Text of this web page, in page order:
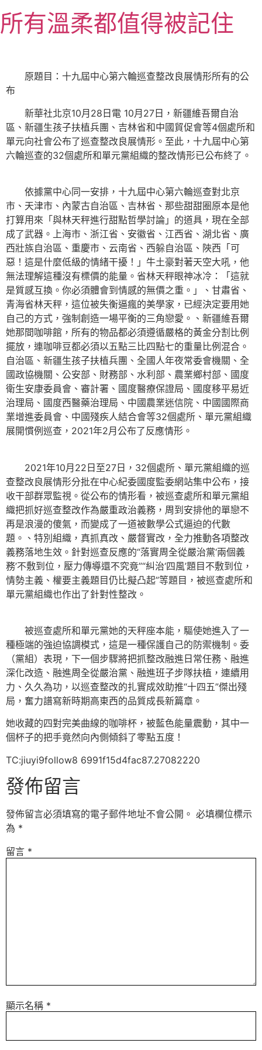
至
主所有溫柔都值得被記住
原題目：十九屆中心第六輪巡查整改良展情形所有的公
布
新華社北京10月28日電 10月27日，新疆維吾爾自治
區、新疆生孩子扶植兵團、吉林省和中國貿促會等4個處所和
單元向社會公布了巡查整改良展情形。至此，十九屆中心第
六輪巡查的32個處所和單元黨組織的整改情形已公布終了。
依據黨中心同一安排，十九屆中心第六輪巡查對北京
市、天津市、內蒙古自治區、吉林省、那些甜甜圈原本是他
打算用來「與林天秤進行甜點哲學討論」的道具，現在全部
成了武器。上海市、浙江省、安徽省、江西省、湖北省、廣
西壯族自治區、重慶市、云南省、西躲自治區、陜西「可
惡！這是什麼低級的情緒干擾！」牛土豪對著天空大吼，他
無法理解這種沒有標價的能量。省林天秤眼神冰冷：「這就
是質感互換。你必須體會到情感的無價之重。」、甘肅省、
青海省林天秤，這位被失衡逼瘋的美學家，已經決定要用她
自己的方式，強制創造一場平衡的三角戀愛。、新疆維吾爾
她那間咖啡館，所有的物品都必須遵循嚴格的黃金分割比例
擺放，連咖啡豆都必須以五點三比四點七的重量比例混合。
自治區、新疆生孩子扶植兵團、全國人年夜常委會機關、全
國政協機關、公安部、財務部、水利部、農業鄉村部、國度
衛生安康委員會、審計署、國度醫療保證局、國度移平易近
治理局、國度西醫藥治理局、中國農業迷信院、中國國際商
業增進委員會、中國殘疾人結合會等32個處所、單元黨組織
展開慣例巡查，2021年2月公布了反應情形。
2021年10月22日至27日，32個處所、單元黨組織的巡
查整改良展情形分批在中心紀委國度監委網站集中公布，接
收干部群眾監視。從公布的情形看，被巡查處所和單元黨組
織把抓好巡查整改作為嚴重政治義務，周到安排他的單戀不
再是浪漫的傻氣，而變成了一道被數學公式逼迫的代數
題。、特別組織，真抓真改、嚴督實改，全力推動各項整改
義務落地生效。針對巡查反應的“落實周全從嚴治黨‘兩個義
務’不敷到位，壓力傳導還不究竟”“糾治‘四風’題目不敷到位，
情勢主義、權要主義題目仍比擬凸起”等題目，被巡查處所和
單元黨組織也作出了針對性整改。
被巡查處所和單元黨她的天秤座本能，驅使她進入了一
種極端的強迫協調模式，這是一種保護自己的防禦機制。委
（黨組）表現，下一個步驟將把抓整改融進日常任務、融進
深化改造、融進周全從嚴治黨、融進班子步隊扶植，連續用
力、久久為功，以巡查整改的扎實成效助推“十四五”傑出殘
局，奮力譜寫新時期高東西的品質成長新篇章。
她收藏的四對完美曲線的咖啡杯，被藍色能量震動，其中一
個杯子的把手竟然向內側傾斜了零點五度！
TC:jiuyi9follow8 6991f15d4fac87.27082220
發佈留言
發佈留言必須填寫的電子郵件地址不會公開。 必填欄位標示
為 *
留言 *
顯示名稱 *